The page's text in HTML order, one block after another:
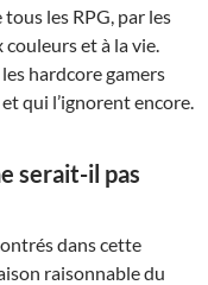
les RPG, par les
et à la vie.
hardcore gamers
qui l’ignorent encore.
serait-il pas
dans cette
raisonnable du